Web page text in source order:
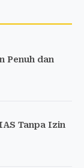
Penuh dan
Tanpa Izin